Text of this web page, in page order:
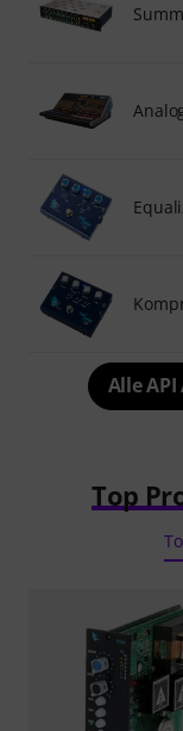
Alle
Top